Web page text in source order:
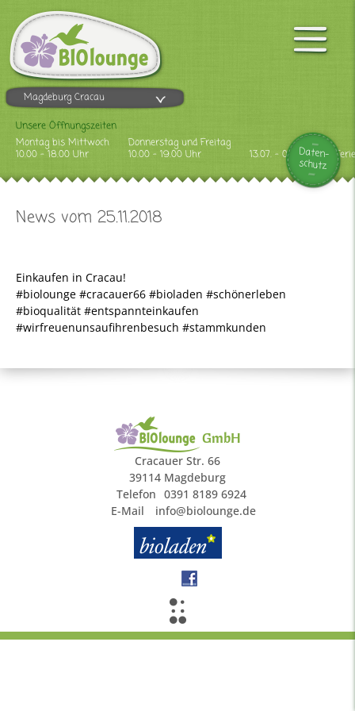
Magdeburg Cracau
Unsere Öffnungszeiten
Montag bis Mittwoch
10.00 - 18.00 Uhr
Donnerstag und Freitag
10.00 - 19.00 Uhr
13.07. - 09.08.2026
Daten-
schutz
News vom 25.11.2018
Einkaufen in Cracau!
#biolounge #cracauer66 #bioladen #schönerleben
#bioqualität #entspannteinkaufen
#wirfreuenunsaufihrenbesuch #stammkunden
GmbH
Cracauer Str. 66
39114 Magdeburg
Telefon 0391 8189 6924
E-Mail
info@biolounge.de